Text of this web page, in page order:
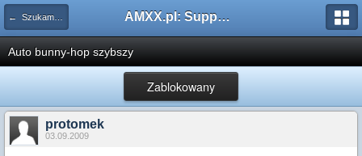
← Szukam pluginu AMXX.pl: Support AMX Mod X i SourceMod
Auto bunny-hop szybszy
Zablokowany
protomek
03.09.2009